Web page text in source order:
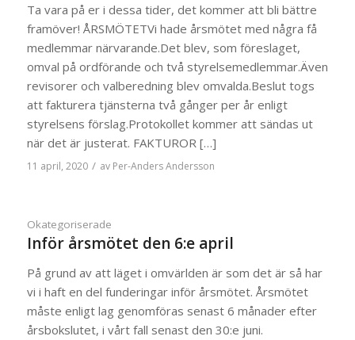
Ta vara på er i dessa tider, det kommer att bli bättre
framöver! ÅRSMÖTETVi hade årsmötet med några få
medlemmar närvarande.Det blev, som föreslaget,
omval på ordförande och två styrelsemedlemmar.Även
revisorer och valberedning blev omvalda.Beslut togs
att fakturera tjänsterna två gånger per år enligt
styrelsens förslag.Protokollet kommer att sändas ut
när det är justerat. FAKTUROR […]
11 april, 2020 / av Per-Anders Andersson
Okategoriserade
Inför årsmötet den 6:e april
På grund av att läget i omvärlden är som det är så har
vi i haft en del funderingar inför årsmötet. Årsmötet
måste enligt lag genomföras senast 6 månader efter
årsbokslutet, i vårt fall senast den 30:e juni.